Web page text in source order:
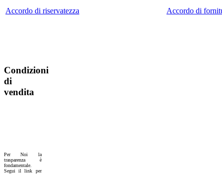
Accordo di riservatezza Accordo di
Condizioni
di
vendita
Per Noi la
trasparenza è
fondamentale.
Segui il link per